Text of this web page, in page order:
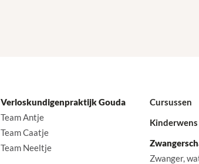
Verloskundigenpraktijk Gouda
Team Antje
Team Caatje
Team Neeltje
Cursussen
Kinderwens
Zwanger,